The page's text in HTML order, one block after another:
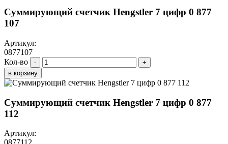
Суммирующий счетчик Hengstler 7 цифр 0 877
107
Артикул:
0877107
Кол-во
-
+
в корзину
Суммирующий счетчик Hengstler 7 цифр 0 877
112
Артикул: